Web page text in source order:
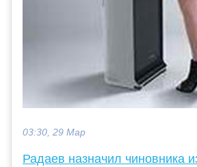
03:30, 29 Мар
Радаев назначил чиновника